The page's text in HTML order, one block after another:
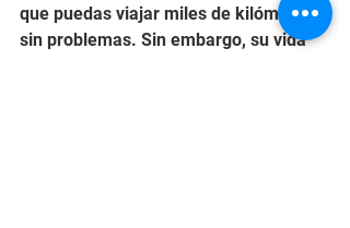
que puedas viajar miles de kilómetros
sin problemas. Sin embargo, su vida